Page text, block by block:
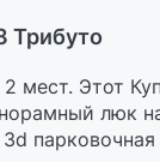
Трибуто
мест. Этот
люк